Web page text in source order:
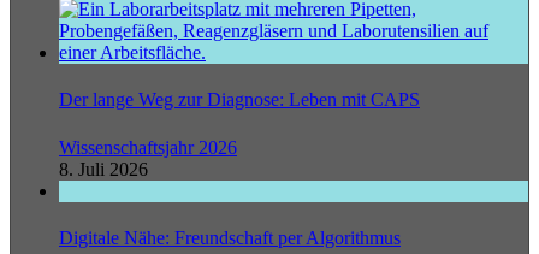
Der lange Weg zur Diagnose: Leben mit CAPS
Wissenschaftsjahr 2026
8. Juli 2026
Digitale Nähe: Freundschaft per Algorithmus